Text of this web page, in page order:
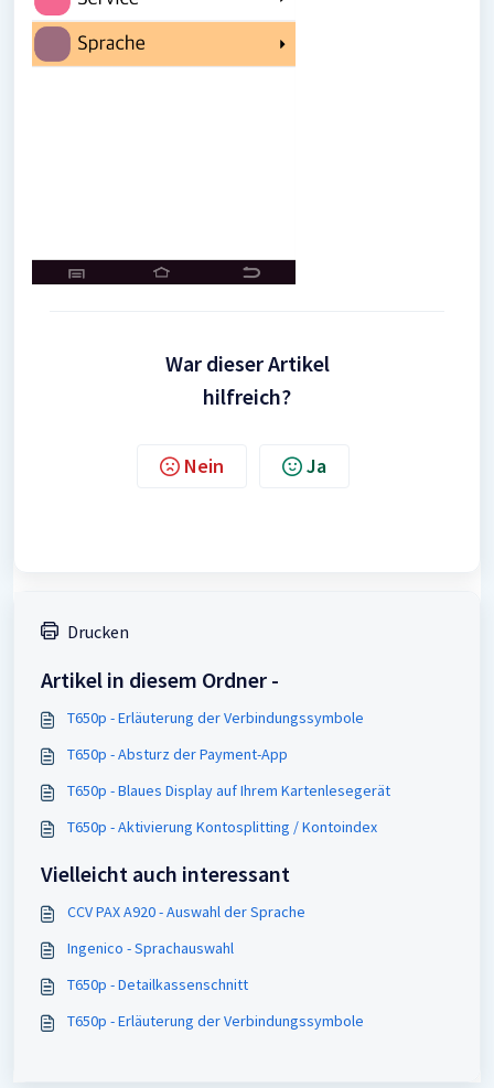
War dieser Artikel
hilfreich?
Nein Ja
Drucken
Artikel in diesem Ordner -
T650p - Erläuterung der Verbindungssymbole
T650p - Absturz der Payment-App
T650p - Blaues Display auf Ihrem Kartenlesegerät
T650p - Aktivierung Kontosplitting / Kontoindex
Vielleicht auch interessant
CCV PAX A920 - Auswahl der Sprache
Ingenico - Sprachauswahl
T650p - Detailkassenschnitt
T650p - Erläuterung der Verbindungssymbole